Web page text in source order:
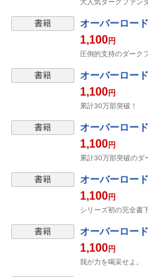
大人気ダークファン
書籍 オーバーロー
1,100円
圧倒的支持のダーク
書籍 オーバーロー
1,100円
累計30万部突破！
書籍 オーバーロー
1,100円
累計30万部突破のダ
書籍 オーバーロー
1,100円
シリーズ初の完全書
書籍 オーバーロー
1,100円
我が力を喝采せよ。